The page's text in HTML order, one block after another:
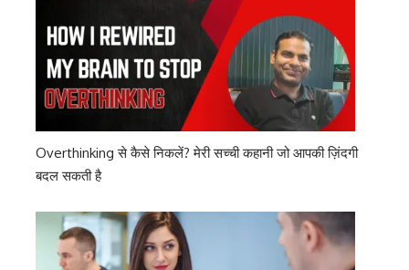
Overthinking से कैसे निकलें? मेरी सच्ची कहानी जो आपकी ज़िंदगी
बदल सकती है